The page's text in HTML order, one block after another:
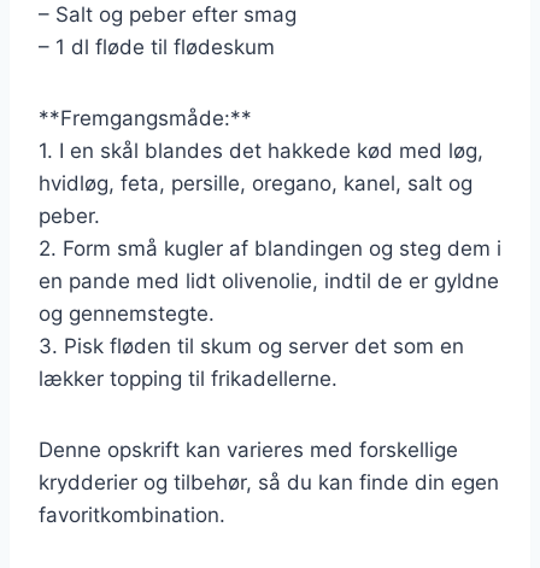
– Salt og peber efter smag
– 1 dl fløde til flødeskum
**Fremgangsmåde:**
1. I en skål blandes det hakkede kød med løg,
hvidløg, feta, persille, oregano, kanel, salt og
peber.
2. Form små kugler af blandingen og steg dem i
en pande med lidt olivenolie, indtil de er gyldne
og gennemstegte.
3. Pisk fløden til skum og server det som en
lækker topping til frikadellerne.
Denne opskrift kan varieres med forskellige
krydderier og tilbehør, så du kan finde din egen
favoritkombination.